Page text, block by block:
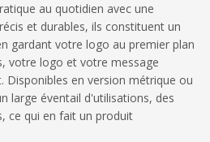
au quotidien avec une
et durables, ils constituent un
gardant votre logo au premier plan
votre logo et votre message
en version métrique ou
large éventail d'utilisations, des
ce qui en fait un produit